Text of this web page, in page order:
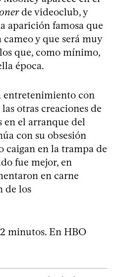
de videoclub, y
aparición famosa que
y que será muy
que, como mínimo,
época.
entretenimiento con
otras creaciones de
en el arranque del
con su obsesión
caigan en la trampa de
fue mejor, en
en carne
de los
minutos. En HBO